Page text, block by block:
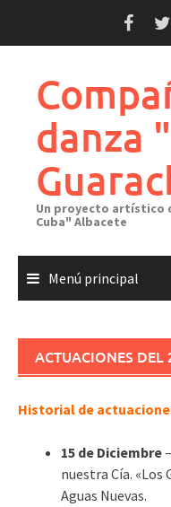
danza
Un proyecto artístico
Cuba" Albacete
Menú principal
ACTUACIONES DEL
Historial de
15 de Diciembre
nuestra Cía. «Los
Aguas Nuevas.